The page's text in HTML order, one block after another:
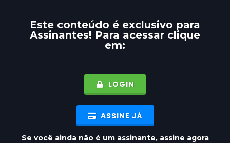
Este conteúdo é exclusivo para
Assinantes! Para acessar clique
em:
LOGIN
ASSINE JÁ
Se você ainda não é um assinante, assine agora